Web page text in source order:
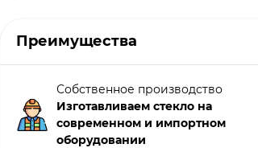
Преимущества
Собственное производство
Изготавливаем стекло на
современном и импортном
оборудовании